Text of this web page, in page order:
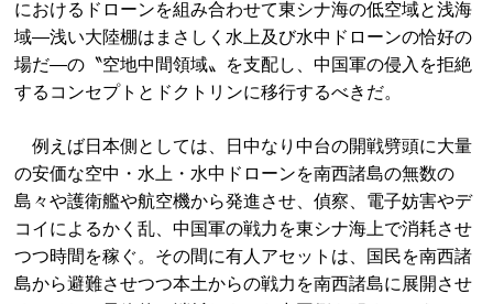
におけるドローンを組み合わせて東シナ海の低空域と浅海
域―浅い大陸棚はまさしく水上及び水中ドローンの恰好の
場だ―の〝空地中間領域〟を支配し、中国軍の侵入を拒絶
するコンセプトとドクトリンに移行するべきだ。
例えば日本側としては、日中なり中台の開戦劈頭に大量
の安価な空中・水上・水中ドローンを南西諸島の無数の
島々や護衛艦や航空機から発進させ、偵察、電子妨害やデ
コイによるかく乱、中国軍の戦力を東シナ海上で消耗させ
つつ時間を稼ぐ。その間に有人アセットは、国民を南西諸
島から避難させつつ本土からの戦力を南西諸島に展開させ